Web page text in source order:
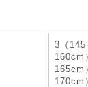
3（145
160cm
165cm
170cm